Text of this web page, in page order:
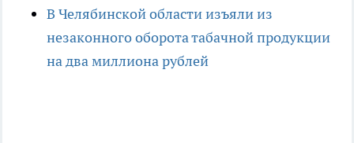
В Челябинской области изъяли из
незаконного оборота табачной продукции
на два миллиона рублей